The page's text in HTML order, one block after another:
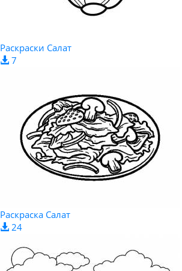
Раскраски Салат
7
Раскраска Салат
24